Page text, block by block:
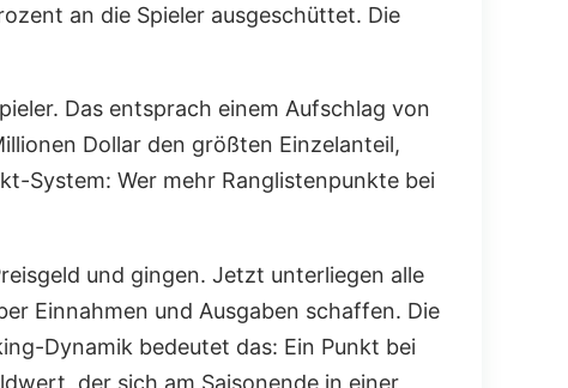
an die Spieler ausgeschüttet. Die
Das entsprach einem Aufschlag von
Dollar den größten Einzelanteil,
System: Wer mehr Ranglistenpunkte bei
und gingen. Jetzt unterliegen alle
Einnahmen und Ausgaben schaffen. Die
Dynamik bedeutet das: Ein Punkt bei
der sich am Saisonende in einer